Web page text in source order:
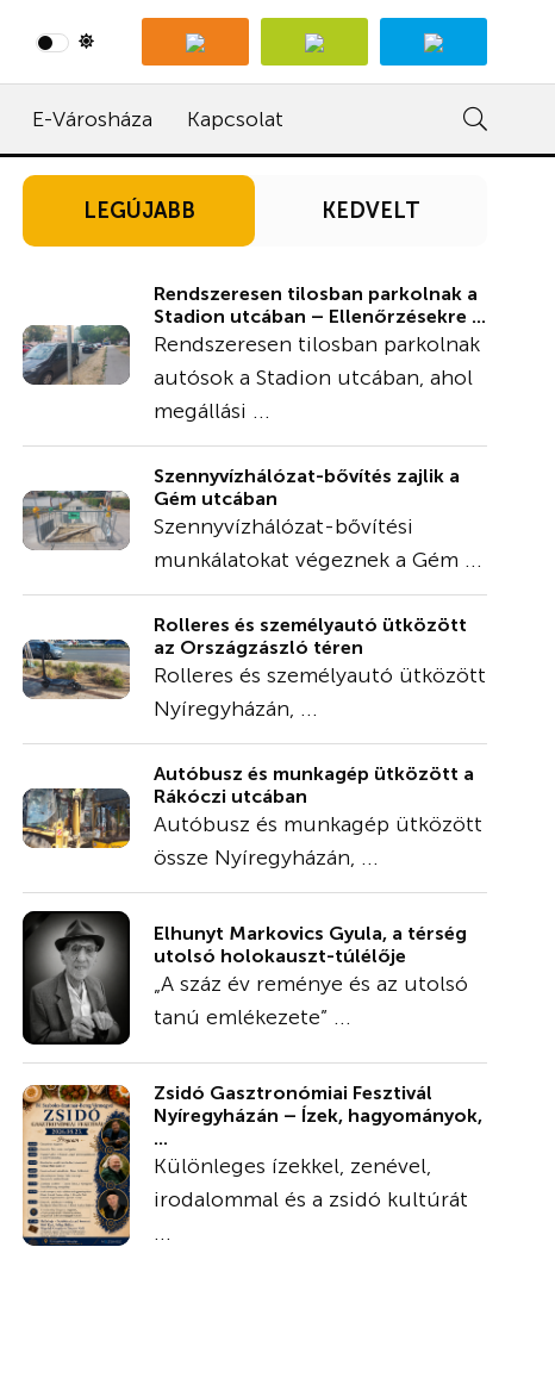
E-Városháza Kapcsolat
LEGÚJABB KEDVELT
Rendszeresen tilosban parkolnak a
Stadion utcában – Ellenőrzésekre ...
Rendszeresen tilosban parkolnak
autósok a Stadion utcában, ahol
megállási ...
Szennyvízhálózat-bővítés zajlik a
Gém utcában
Szennyvízhálózat-bővítési
munkálatokat végeznek a Gém ...
Rolleres és személyautó ütközött
az Országzászló téren
Rolleres és személyautó ütközött
Nyíregyházán, ...
Autóbusz és munkagép ütközött a
Rákóczi utcában
Autóbusz és munkagép ütközött
össze Nyíregyházán, ...
Elhunyt Markovics Gyula, a térség
utolsó holokauszt-túlélője
„A száz év reménye és az utolsó
tanú emlékezete” ...
Zsidó Gasztronómiai Fesztivál
Nyíregyházán – Ízek, hagyományok,
...
Különleges ízekkel, zenével,
irodalommal és a zsidó kultúrát
...